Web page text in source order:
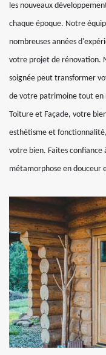
les nouveaux
chaque époque. Notre
nombreuses années
votre projet de rénovation.
soignée peut transformer
de votre patrimoine tout en
Toiture et Façade, votre
esthétisme et
votre bien. Faites confiance
métamorphose en douceur